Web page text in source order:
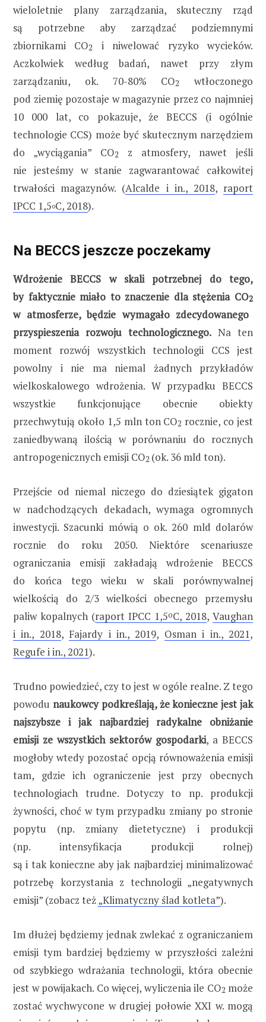
wieloletnie plany zarządzania, skuteczny rząd
są potrzebne aby zarządzać podziemnymi
zbiornikami CO2
i niwelować ryzyko wycieków.
Aczkolwiek według badań, nawet przy złym
zarządzaniu, ok. 70-80% CO2
wtłoczonego
pod ziemię pozostaje w magazynie przez co najmniej
10 000 lat, co pokazuje, że BECCS (i ogólnie
technologie CCS) może być skutecznym narzędziem
do „wyciągania” CO2
z atmosfery, nawet jeśli
nie jesteśmy w stanie zagwarantować całkowitej
trwałości magazynów. (Alcalde i in., 2018, raport
IPCC 1,5oC, 2018).
Na BECCS jeszcze poczekamy
Wdrożenie BECCS w skali potrzebnej do tego,
by faktycznie miało to znaczenie dla stężenia CO2
w atmosferze, będzie wymagało zdecydowanego
przyspieszenia rozwoju technologicznego. Na ten
moment rozwój wszystkich technologii CCS jest
powolny i nie ma niemal żadnych przykładów
wielkoskalowego wdrożenia. W przypadku BECCS
wszystkie funkcjonujące obecnie obiekty
przechwytują około 1,5 mln ton CO2 rocznie, co jest
zaniedbywaną ilością w porównaniu do rocznych
antropogenicznych emisji CO2 (ok. 36 mld ton).
Przejście od niemal niczego do dziesiątek gigaton
w nadchodzących dekadach, wymaga ogromnych
inwestycji. Szacunki mówią o ok. 260 mld dolarów
rocznie do roku 2050. Niektóre scenariusze
ograniczania emisji zakładają wdrożenie BECCS
do końca tego wieku w skali porównywalnej
wielkością do 2/3 wielkości obecnego przemysłu
paliw kopalnych (raport IPCC 1,5oC, 2018, Vaughan
i in., 2018, Fajardy i in., 2019, Osman i in., 2021,
Regufe i in., 2021).
Trudno powiedzieć, czy to jest w ogóle realne. Z tego
powodu naukowcy podkreślają, że konieczne jest jak
najszybsze i jak najbardziej radykalne obniżanie
emisji ze wszystkich sektorów gospodarki, a BECCS
mogłoby wtedy pozostać opcją równoważenia emisji
tam, gdzie ich ograniczenie jest przy obecnych
technologiach trudne. Dotyczy to np. produkcji
żywności, choć w tym przypadku zmiany po stronie
popytu (np. zmiany dietetyczne) i produkcji
(np. intensyfikacja produkcji rolnej)
są i tak konieczne aby jak najbardziej minimalizować
potrzebę korzystania z technologii „negatywnych
emisji” (zobacz też„Klimatyczny ślad kotleta”).
Im dłużej będziemy jednak zwlekać z ograniczaniem
emisji tym bardziej będziemy w przyszłości zależni
od szybkiego wdrażania technologii, która obecnie
jest w powijakach. Co więcej, wyliczenia ile CO2 może
zostać wychwycone w drugiej połowie XXI w. mogą